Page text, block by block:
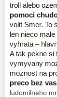
troll alebo
pomoci
volit Smer. To
len nieco
vyhrata –
A tak pekne si
vymyvany
moznost na
preco bez
ludomilneho